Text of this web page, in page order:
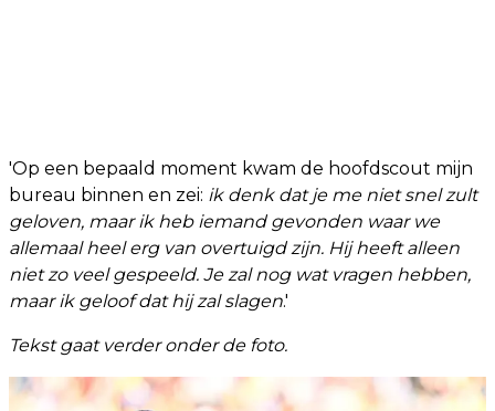
'Op een bepaald moment kwam de hoofdscout mijn
bureau binnen en zei: ik denk dat je me niet snel zult
geloven, maar ik heb iemand gevonden waar we
allemaal heel erg van overtuigd zijn. Hij heeft alleen
niet zo veel gespeeld. Je zal nog wat vragen hebben,
maar ik geloof dat hij zal slagen.'
Tekst gaat verder onder de foto.